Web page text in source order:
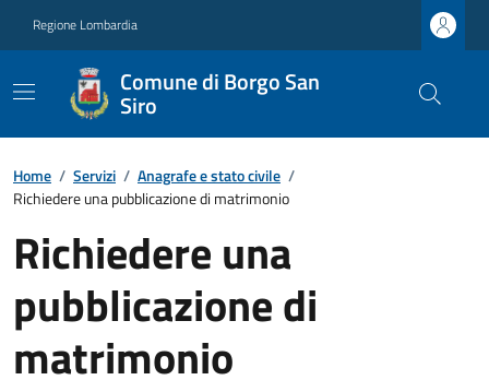
Regione Lombardia
Comune di Borgo San
Siro
Home / Servizi / Anagrafe e stato civile /
Richiedere una pubblicazione di matrimonio
Richiedere una
pubblicazione di
matrimonio